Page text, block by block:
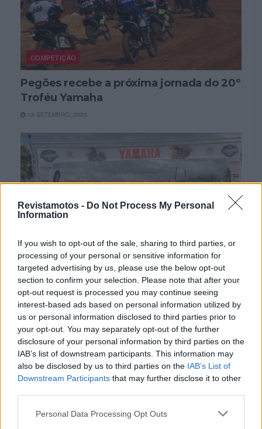
Revistamotos - Do Not Process My Personal
Information
If you wish to opt-out of the sale, sharing to third parties, or
processing of your personal or sensitive information for
targeted advertising by us, please use the below opt-out
section to confirm your selection. Please note that after your
opt-out request is processed you may continue seeing
interest-based ads based on personal information utilized by
us or personal information disclosed to third parties prior to
your opt-out. You may separately opt-out of the further
disclosure of your personal information by third parties on the
IAB’s list of downstream participants. This information may
also be disclosed by us to third parties on the IAB’s List of
Downstream Participants that may further disclose it to other
Personal Data Processing Opt Outs
COMPETIÇÃO
Pegões recebe a próxima jornada do 20º
Troféu Yamaha
18 SETEMBRO, 2025
COMPETIÇÃO
Primeira jornada do 20º Troféu Yamaha
2025 disputou-se em Évora
23 MAIO, 2025